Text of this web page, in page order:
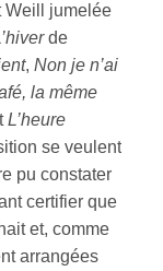
Weill jumelée
de
, Non je n’ai
la même
L’heure
se veulent
pu constater
certifier que
et, comme
arrangées